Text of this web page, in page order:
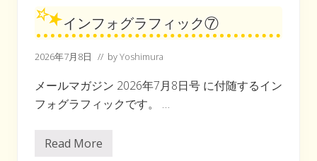
インフォグラフィック⑦
2026年7月8日 // byYoshimura
メールマガジン 2026年7月8日号 に付随するイン
フォグラフィックです。 …
イ
Read More